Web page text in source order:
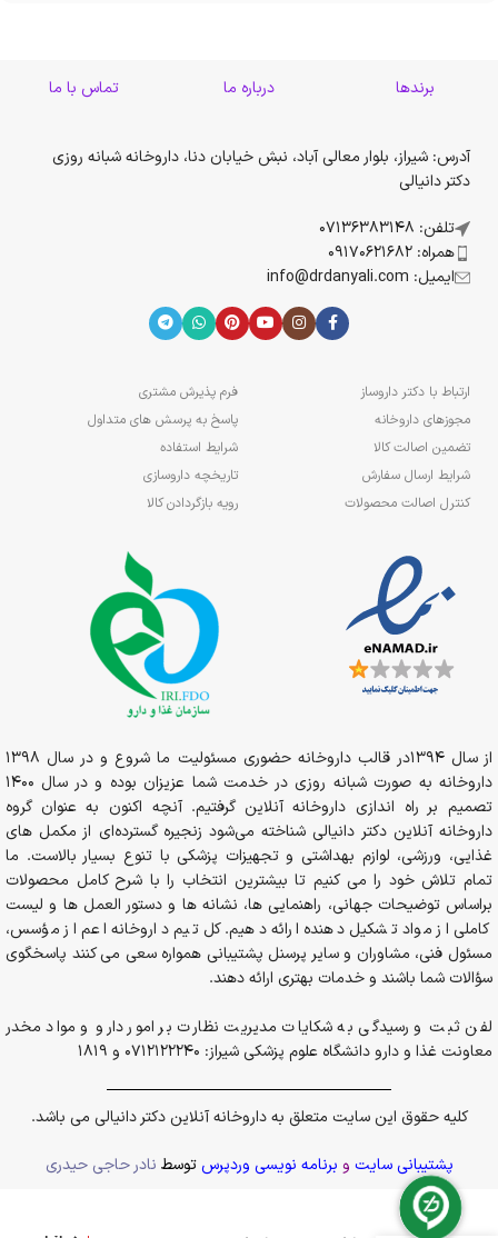
برندها درباره ما تماس با ما
آدرس: شیراز، بلوار معالی آباد، نبش خیابان دنا، داروخانه شبانه روزی
دکتر دانیالی
تلفن: 07136383148
همراه: 09170621682
ایمیل: info@drdanyali.com
ارتباط با دکتر داروساز
مجوزهای داروخانه
تضمین اصالت کالا
شرایط ارسال سفارش
کنترل اصالت محصولات
فرم پذیرش مشتری
پاسخ به پرسش های متداول
شرایط استفاده
تاریخچه داروسازی
رویه بازگردادن کالا
از سال 1394در قالب داروخانه حضوری مسئولیت ما شروع و در سال 1398
داروخانه به صورت شبانه روزی در خدمت شما عزیزان بوده و در سال 1400
تصمیم بر راه اندازی داروخانه آنلاین گرفتیم. آنچه اکنون به عنوان گروه
داروخانه آنلاین دکتر دانیالی شناخته می‌شود زنجیره گسترده‌ای از مکمل های
غذایی، ورزشی، لوازم بهداشتی و تجهیزات پزشکی با تنوع بسیار بالاست. ما
تمام تلاش خود را می کنیم تا بیشترین انتخاب را با شرح کامل محصولات
براساس توضیحات جهانی، راهنمایی ها، نشانه ها و دستور العمل ها و لیست
کاملی از مواد تشکیل دهنده ارائه دهیم. کل تیم داروخانه اعم از مؤسس،
مسئول فنی، مشاوران و سایر پرسنل پشتیبانی همواره سعی می کنند پاسخگوی
سؤالات شما باشند و خدمات بهتری ارائه دهند.
لفن ثبت و رسیدگی به شکایات مدیریت نظارت بر امور دارو و مواد مخدر
معاونت غذا و دارو دانشگاه علوم پزشکی شیراز: 0712122240 و 1819
کلیه حقوق این سایت متعلق به داروخانه آنلاین دکتر دانیالی می باشد.
پشتیبانی سایت و برنامه نویسی وردپرس توسط نادر حاجی حیدری